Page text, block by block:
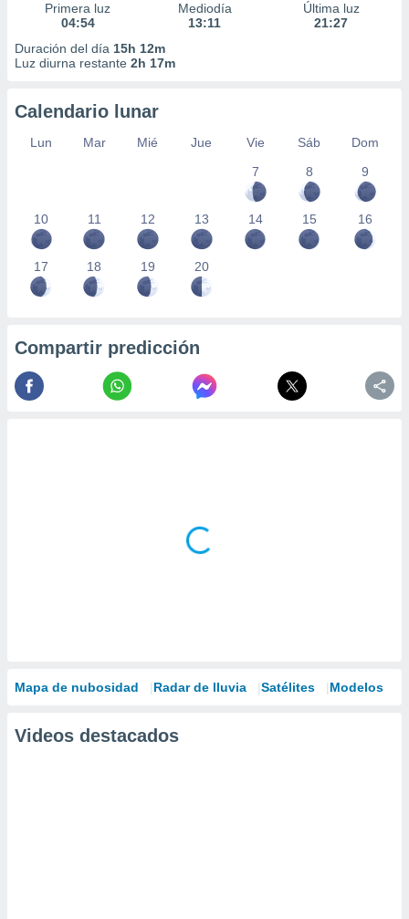
Primera luz
04:54
Mediodía
13:11
Última luz
21:27
Duración del día 15h 12m
Luz diurna restante 2h 17m
Calendario lunar
Lun Mar Mié Jue Vie Sáb
Dom
7
8 9
10 11 12 13 14 15 16
17 18 19 20
Compartir predicción
Mapa de nubosidad Radar de lluvia Satélites Modelos
Videos destacados